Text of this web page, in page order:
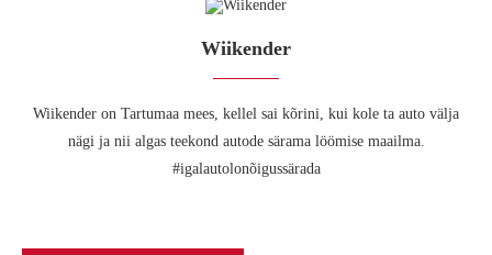
Wiikender
Wiikender on Tartumaa mees, kellel sai kõrini, kui kole ta auto välja
nägi ja nii algas teekond autode särama löömise maailma.
#igalautolonõigussärada